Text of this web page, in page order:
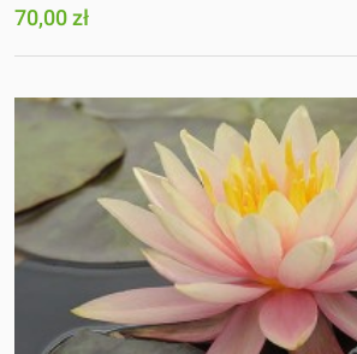
70,00 zł